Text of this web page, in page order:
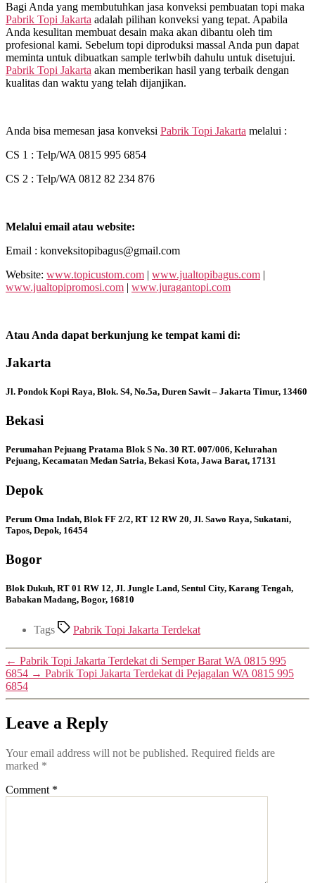
Bagi Anda yang membutuhkan jasa konveksi pembuatan topi maka
Pabrik Topi Jakarta adalah pilihan konveksi yang tepat. Apabila
Anda kesulitan membuat desain maka akan dibantu oleh tim
profesional kami. Sebelum topi diproduksi massal Anda pun dapat
meminta untuk dibuatkan sample terlwbih dahulu untuk disetujui.
Pabrik Topi Jakarta akan memberikan hasil yang terbaik dengan
kualitas dan waktu yang telah dijanjikan.
Anda bisa memesan jasa konveksi Pabrik Topi Jakarta melalui :
CS 1 : Telp/WA 0815 995 6854
CS 2 : Telp/WA 0812 82 234 876
Melalui email atau website:
Email : konveksitopibagus@gmail.com
Website: www.topicustom.com | www.jualtopibagus.com |
www.jualtopipromosi.com | www.juragantopi.com
Atau Anda dapat berkunjung ke tempat kami di:
Jakarta
Jl. Pondok Kopi Raya, Blok. S4, No.5a, Duren Sawit – Jakarta Timur, 13460
Bekasi
Perumahan Pejuang Pratama Blok S No. 30 RT. 007/006, Kelurahan
Pejuang, Kecamatan Medan Satria, Bekasi Kota, Jawa Barat, 17131
Depok
Perum Oma Indah, Blok FF 2/2, RT 12 RW 20, Jl. Sawo Raya, Sukatani,
Tapos, Depok, 16454
Bogor
Blok Dukuh, RT 01 RW 12, Jl. Jungle Land, Sentul City, Karang Tengah,
Babakan Madang, Bogor, 16810
Tags Pabrik Topi Jakarta Terdekat
← Pabrik Topi Jakarta Terdekat di Semper Barat WA 0815 995
6854 → Pabrik Topi Jakarta Terdekat di Pejagalan WA 0815 995
6854
Leave a Reply
Your email address will not be published. Required fields are
marked *
Comment *